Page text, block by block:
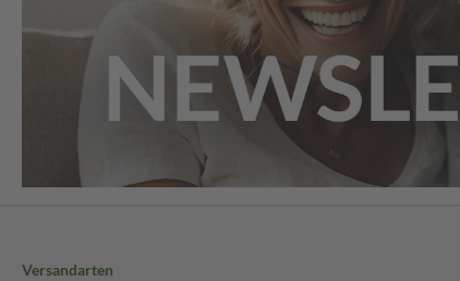
Versandarten